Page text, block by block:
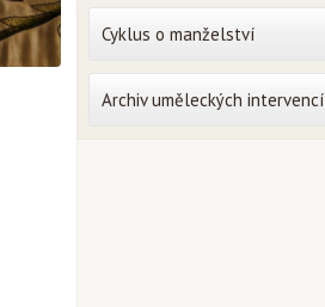
Cyklus o manželství
Archiv uměleckých intervencí